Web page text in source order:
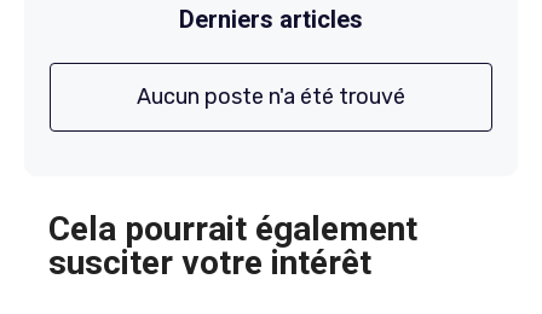
Derniers articles
Aucun poste n'a été trouvé
Cela pourrait également
susciter votre intérêt